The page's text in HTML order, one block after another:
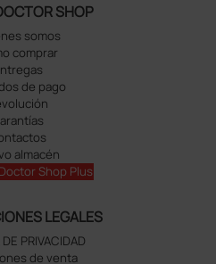
SHOP
somos
comprar
de pago
almacén
Shop Plus
LEGALES
PRIVACIDAD
de venta